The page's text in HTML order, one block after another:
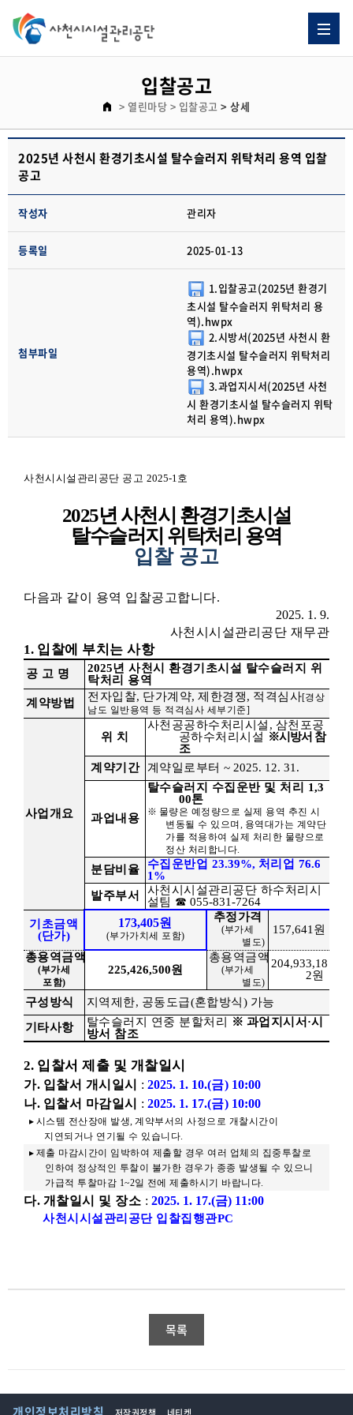
입찰공고
> 열린마당 > 입찰공고 > 상세
2025년 사천시 환경기초시설 탈수슬러지 위탁처리 용역 입찰
공고
작성자 관리자
등록일 2025-01-13
첨부파일
1.입찰공고(2025년 환경기
초시설 탈수슬러지 위탁처리 용
역).hwpx
2.시방서(2025년 사천시 환
경기초시설 탈수슬러지 위탁처리
용역).hwpx
3.과업지시서(2025년 사천
시 환경기초시설 탈수슬러지 위탁
처리 용역).hwpx
사천시시설관리공단 공고 2025-1호
2025년 사천시 환경기초시설
탈수슬러지 위탁처리 용역
입찰 공고
다음과 같이 용역 입찰공고합니다.
2025. 1. 9.
사천시시설관리공단 재무관
1. 입찰에 부치는 사항
공 고 명 2025년 사천시 환경기초시설 탈수슬러지 위
탁처리 용역
계약방법
전자입찰, 단가계약,제한경쟁, 적격심사[경상
남도 일반용역 등 적격심사 세부기준]
사업개요
위 치
사천공공하수처리시설 , 삼천포공
공하수처리시설 ※시방서 참
조
계약기간
계약일로부터~ 2025. 12. 31.
과업내용
탈수슬러지 수집운반 및 처리 1,3
00톤
※ 물량은 예정량으로 실제 용역 추진 시
변동될 수 있으며 , 용역대가는 계약단
가를 적용하여 실제 처리한 물량으로
정산 처리합니다.
분담비율 수집운반업 23.39%, 처리업 76.6
1%
발주부서
사천시시설관리공단 하수처리시
설팀 ☎055-831-7264
기초금액
(단가)
173,405원
(부가가치세 포함)
추정가격
(부가세
별도)
157,641 원
총용역금액
(부가세
포함)
225,426,500원
총용역금액
(부가세
별도)
204,933,18
2원
구성방식 지역제한, 공동도급(혼합방식) 가능
기타사항
탈수슬러지 연중 분할처리 ※ 과업지시서 ·시
방서 참조
2. 입찰서 제출 및 개찰일시
가. 입찰서 개시일시 : 2025. 1. 10.(금) 10:00
나. 입찰서 마감일시 : 2025. 1. 17.(금) 10:00
▸ 시스템 전산장애 발생,계약부서의 사정으로 개찰시간이
지연되거나 연기될 수 있습니다.
▸ 제출 마감시간이 임박하여 제출할 경우 여러 업체의 집중투찰로
인하여 정상적인 투찰이 불가한 경우가 종종 발생될 수 있으니
가급적 투찰마감 1~2일 전에 제출하시기 바랍니다.
다. 개찰일시 및 장소 : 2025. 1. 17.(금) 11:00
사천시시설관리공단 입찰집행관PC
목록